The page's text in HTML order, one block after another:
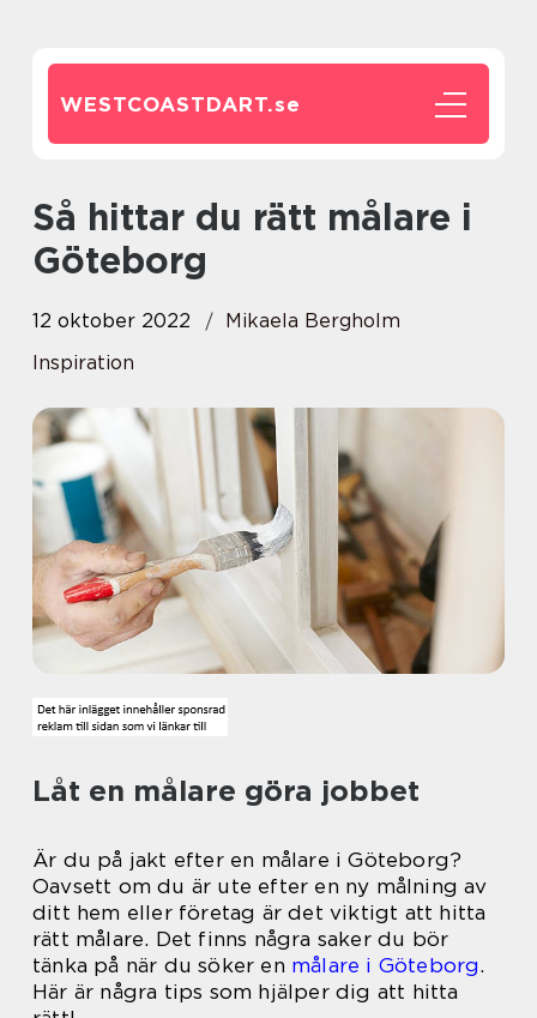
WESTCOASTDART.se
Så hittar du rätt målare i
Göteborg
12 oktober 2022
Mikaela Bergholm
Inspiration
Låt en målare göra jobbet
Är du på jakt efter en målare i Göteborg?
Oavsett om du är ute efter en ny målning av
ditt hem eller företag är det viktigt att hitta
rätt målare. Det finns några saker du bör
tänka på när du söker en målare i Göteborg.
Här är några tips som hjälper dig att hitta